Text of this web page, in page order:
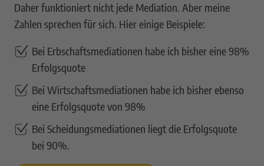
Daher funktioniert nicht jede Mediation. Aber meine
Zahlen sprechen für sich. Hier einige Beispiele:
Bei Erbschaftsmediationen habe ich bisher eine 98%
Erfolgsquote
Bei Wirtschaftsmediationen habe ich bisher ebenso
eine Erfolgsquote von 98%
Bei Scheidungsmediationen liegt die Erfolgsquote
bei 90%.